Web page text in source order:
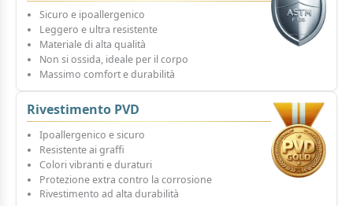
Sicuro e ipoallergenico
Leggero e ultra resistente
Materiale di alta qualità
Non si ossida, ideale per il corpo
Massimo comfort e durabilità
Rivestimento PVD
Ipoallergenico e sicuro
Resistente ai graffi
Colori vibranti e duraturi
Protezione extra contro la corrosione
Rivestimento ad alta durabilità